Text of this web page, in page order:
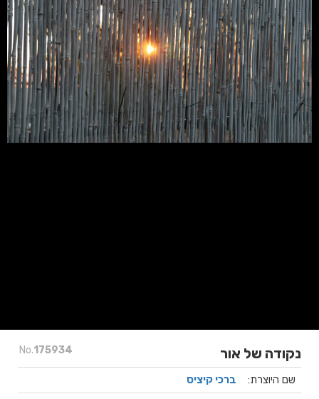
No.175934 נקודה של אור
שם היוצרת: ברכי קיציס